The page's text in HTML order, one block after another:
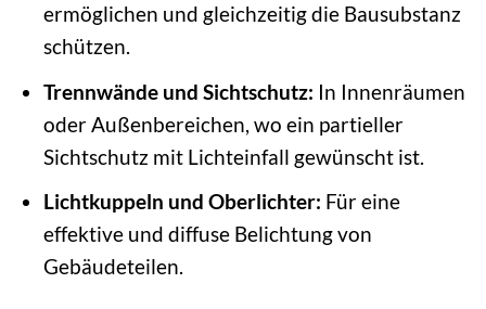
ermöglichen und gleichzeitig die Bausubstanz
schützen.
Trennwände und Sichtschutz: In Innenräumen
oder Außenbereichen, wo ein partieller
Sichtschutz mit Lichteinfall gewünscht ist.
Lichtkuppeln und Oberlichter: Für eine
effektive und diffuse Belichtung von
Gebäudeteilen.